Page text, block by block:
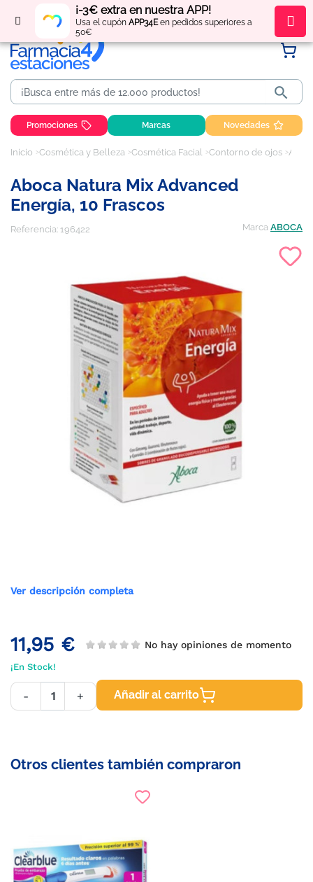
¡-3€ extra en nuestra APP!
Usa el cupón APP34Een pedidos superiores a
50€
Regístratey obténpuntos por tus compras

Promociones Marcas Novedades
Inicio Cosmética y Belleza Cosmética Facial Contorno de ojos
Aboca Natura Mix Advanced
Energía, 10 Frascos
Referencia: 196422 Marca ABOCA
Ver descripción completa
11,95 € No hay opiniones de momento
¡En Stock!
- + Añadir al carrito
Otros clientes también compraron